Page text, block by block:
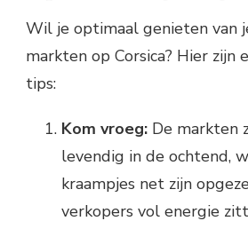
Wil je optimaal genieten van
markten op Corsica? Hier zijn
tips:
Kom vroeg: De markten
levendig in de ochtend,
kraampjes net zijn
verkopers vol energie